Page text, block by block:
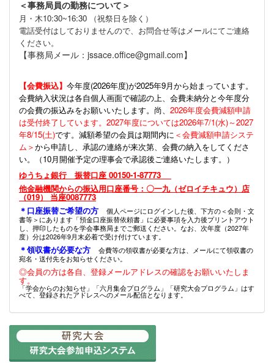
＜事務局員の勤務について＞
月・木10:30~16:30 （祝祭日を除く）
電話受付はしておりませんので、お問合せ等はメールにてご連絡
ください。
【事務局メール：jssace.office@gmail.com】
【会費振込】 今年度(2026年度)が2025年9月から始まっています。
会費納入状況は各自個人画面で確認の上、会費未納分と今年度分
の会費の振込みをお願いいたします。尚、 2026年度会費減額申請
は受付終了しています。2027年度については2026年7/1(水)～2027
年8/15(土)です。減額希望の会員は期間内に ＜会費減額申請システ
ム＞から申請し、承認の連絡が来次第、会費の納入をしてくださ
い。（10月開催予定の理事会で承認後ご連絡いたします。）
ゆうちょ銀行 振替口座 00150-1-87773
他金融機関からの振込用口座番号：〇一九（ゼロイチキュウ）店
（019） 当座0087773
＊口座振替ご希望の方
個人ページにログインした後、下方の＜会則・文
書等＞にあります「預金口座振替依頼書」に必要事項を入力後プリントアウト
し、押印したものを学会事務局までご郵送ください。なお、次年度（2027年
度）分は2026年9月末必着で受け付けています。
＊領収書が必要な方
会費等の領収書が必要な方は、メールにて領収書の
宛名・送付先をお知らせください。
◎会員の方は各自、登録メールアドレスの確認をお願いいたしま
す。
「学会からのお知らせ」「六月集会プログラム」「研究大会プログラム」はす
べて、登録されたアドレスへのメール配信となります。